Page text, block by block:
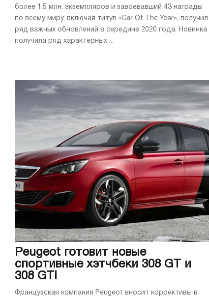
более 1,5 млн. экземпляров и завоевавший 43 награды
по всему миру, включая титул «Car Of The Year», получил
ряд важных обновлений в середине 2020 года. Новинка
получила ряд характерных ...
Peugeot готовит новые
спортивные хэтчбеки 308 GT и
308 GTi
Французская компания Peugeot вносит коррективы в